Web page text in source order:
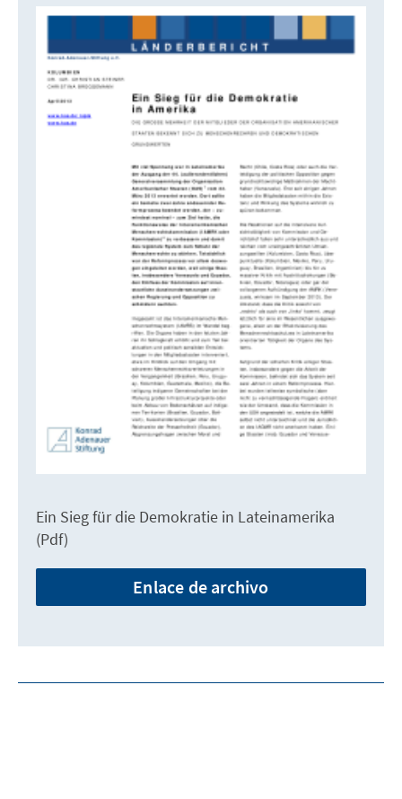
Ein Sieg für die Demokratie in Lateinamerika
(Pdf)
Enlace de archivo